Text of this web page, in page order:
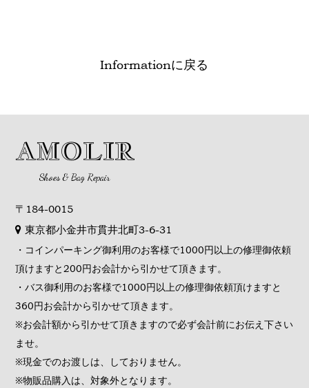
Informationに戻る
AMOLIR
Shoes & Bag Repair
〒184-0015
東京都小金井市貫井北町3-6-31
・コインパーキング御利用のお客様で1000円以上の修理御依頼
頂けますと200円お会計から引かせて頂きます。
・バス御利用のお客様で1000円以上の修理御依頼頂けますと
360円お会計から引かせて頂きます。
※お会計額から引かせて頂きますので必ず会計前にお伝え下さい
ませ。
※現金でのお渡しは、しておりません。
※物販品購入は、対象外となります。